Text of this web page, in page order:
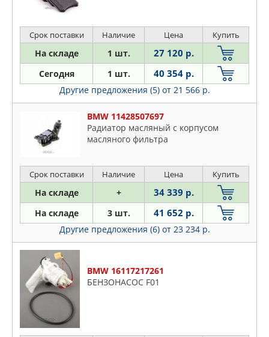
Срок поставки Наличие Цена Купить
На складе 1 шт. 27 120 р.
Сегодня 1 шт. 40 354 р.
Другие предложения (5) от 21 566 р.
BMW 11428507697
Радиатор масляный с корпусом
масляного фильтра
Срок поставки Наличие Цена Купить
На складе + 34 339 р.
На складе 3 шт. 41 652 р.
Другие предложения (6) от 23 234 р.
BMW 16117217261
БЕНЗОНАСОС F01